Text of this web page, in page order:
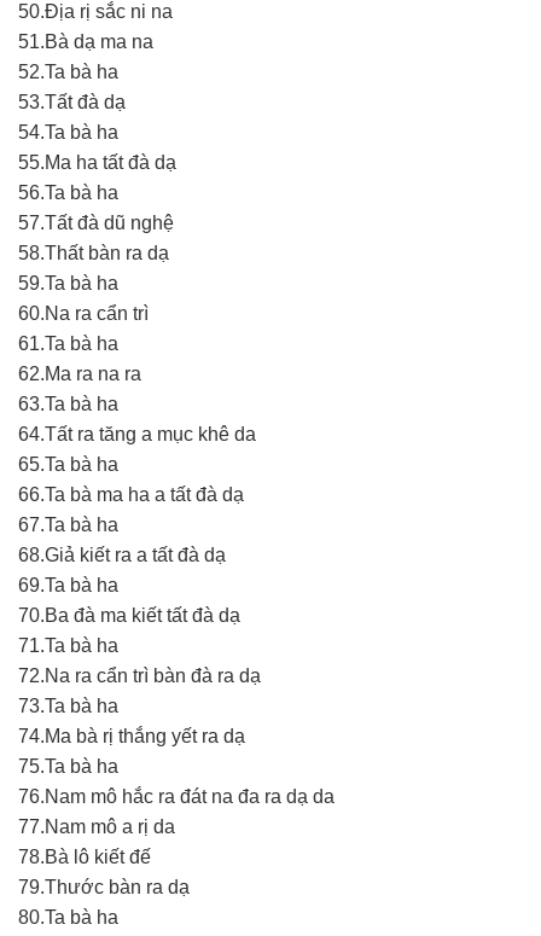
50.Địa rị sắc ni na
51.Bà dạ ma na
52.Ta bà ha
53.Tất đà dạ
54.Ta bà ha
55.Ma ha tất đà dạ
56.Ta bà ha
57.Tất đà dũ nghệ
58.Thất bàn ra dạ
59.Ta bà ha
60.Na ra cẩn trì
61.Ta bà ha
62.Ma ra na ra
63.Ta bà ha
64.Tất ra tăng a mục khê da
65.Ta bà ha
66.Ta bà ma ha a tất đà dạ
67.Ta bà ha
68.Giả kiết ra a tất đà dạ
69.Ta bà ha
70.Ba đà ma kiết tất đà dạ
71.Ta bà ha
72.Na ra cẩn trì bàn đà ra dạ
73.Ta bà ha
74.Ma bà rị thắng yết ra dạ
75.Ta bà ha
76.Nam mô hắc ra đát na đa ra dạ da
77.Nam mô a rị da
78.Bà lô kiết đế
79.Thước bàn ra dạ
80.Ta bà ha